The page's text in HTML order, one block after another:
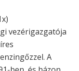
vezérigazgatója
A